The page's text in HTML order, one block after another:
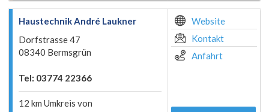
Haustechnik André Laukner
Dorfstrasse 47
08340 Bermsgrün
Tel: 03774 22366
12 km Umkreis von
Website
Kontakt
Anfahrt